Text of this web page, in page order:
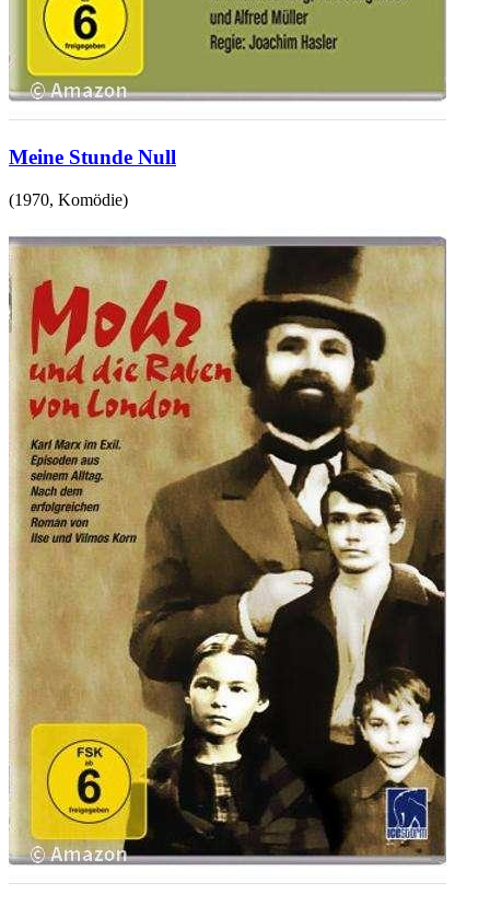
Meine Stunde Null
(1970, Komödie)